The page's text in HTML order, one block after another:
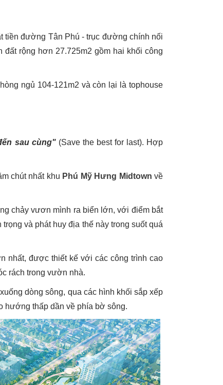
tiền đường Tân Phú - trục đường chính nối
rộng hơn 27.725m2 gồm hai khối công
ngủ 104-121m2 và còn lại là tophouse
sau cùng"(Save the best for last). Hợp
chút nhất khu Phú Mỹ Hưng Midtown về
chảy vươn mình ra biển lớn, với điểm bắt
và phát huy địa thế này trong suốt quá
nhất, được thiết kế với các công trình cao
rách trong vườn nhà.
dòng sông, qua các hình khối sắp xếp
hướng thấp dần về phía bờ sông.